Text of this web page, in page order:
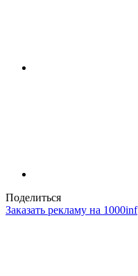
Поделиться
Заказать рекламу на 1000inf